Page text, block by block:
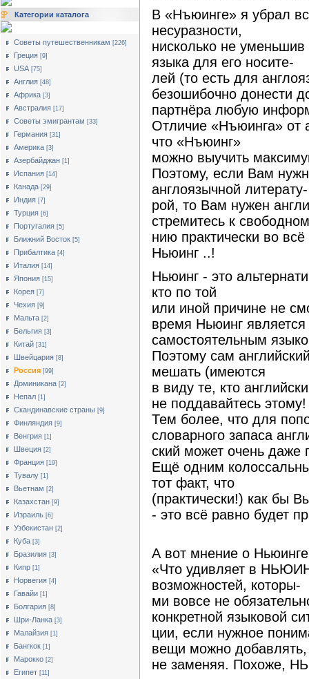
Категории каталога
Советы путешественникам [226]
Греция [9]
USA [75]
Англия [48]
Африка [3]
Австралия [17]
Cоветы эмигрантам [33]
Германия [31]
Америка [3]
Азербайджан [1]
Испания [14]
Канада [29]
Индия [7]
Турция [6]
Португалия [5]
Ближний Восток [5]
Прибалтика [4]
Италия [14]
Япония [15]
Корея [7]
Чехия [9]
Мальта [2]
Бельгия [3]
Китай [31]
Швейцария [8]
Россия [99]
Доминикана [2]
Непал [1]
Скандинавские страны [9]
Финляндия [9]
Венгрия [1]
Швеция [2]
Франция [19]
Тувалу [1]
Вьетнам [2]
Казахстан [9]
Израиль [6]
Узбекистан [2]
Куба [3]
Бразилия [3]
Кипр [1]
Норвегия [4]
Гавайи [1]
Болгария [8]
Шри-Ланка [3]
Малайзия [1]
Бангкок [1]
Марокко [2]
Египет [11]
В «Нъюинге» я убрал
несуразности,
нисколько не
языка для его носите-
лей (то есть для
безошибочно донести
партнёра любую
Отличие «Нъюинга» от
что «Нъюинг»
можно выучить
Поэтому, если Вам
англоязычной литерату-
рой, то Вам нужен
стремитесь к
нию практически во
Ньюинг ..!
Ньюинг - это
кто по той
или иной причине не
время Ньюинг является
самостоятельным
Поэтому сам
мешать (имеются
в виду те, кто
не поддавайтесь этому!
Тем более, что для
словарного запаса
ский может очень даже
Ещё одним
тот факт, что
(практически!) как бы
- это всё равно будет
А вот мнение о
«Что удивляет в
возможностей, которы-
ми вовсе не
конкретной языковой
ции, если нужное
вещи можно добавлять,
не заменяя. Похоже,